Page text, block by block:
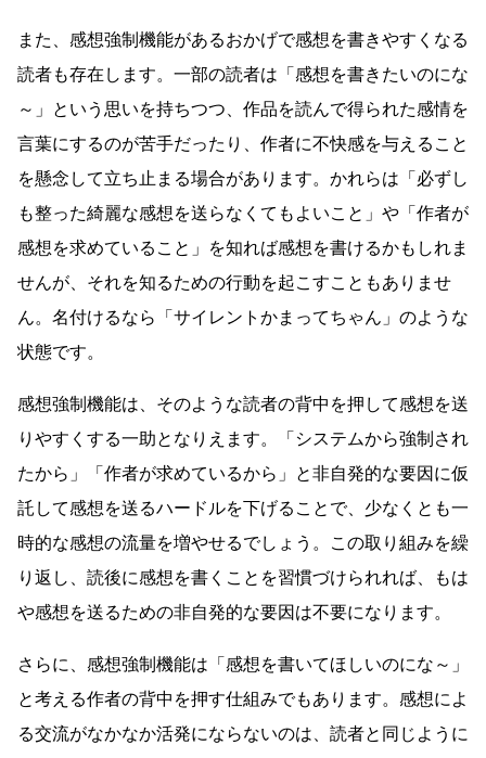
また、感想強制機能があるおかげで感想を書きやすくなる
読者も存在します。一部の読者は「感想を書きたいのにな
～」という思いを持ちつつ、作品を読んで得られた感情を
言葉にするのが苦手だったり、作者に不快感を与えること
を懸念して立ち止まる場合があります。かれらは「必ずし
も整った綺麗な感想を送らなくてもよいこと」や「作者が
感想を求めていること」を知れば感想を書けるかもしれま
せんが、それを知るための行動を起こすこともありませ
ん。名付けるなら「サイレントかまってちゃん」のような
状態です。
感想強制機能は、そのような読者の背中を押して感想を送
りやすくする一助となりえます。「システムから強制され
たから」「作者が求めているから」と非自発的な要因に仮
託して感想を送るハードルを下げることで、少なくとも一
時的な感想の流量を増やせるでしょう。この取り組みを繰
り返し、読後に感想を書くことを習慣づけられれば、もは
や感想を送るための非自発的な要因は不要になります。
さらに、感想強制機能は「感想を書いてほしいのにな～」
と考える作者の背中を押す仕組みでもあります。感想によ
る交流がなかなか活発にならないのは、読者と同じように